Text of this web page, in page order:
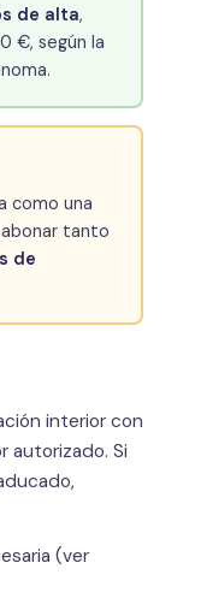
de alta,
€, según la
como una
tanto
de
interior con
autorizado. Si
(ver